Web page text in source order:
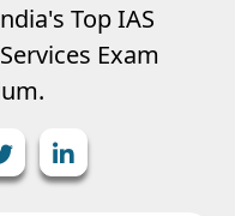
Top IAS
Exam